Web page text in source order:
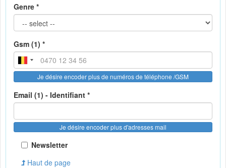
Genre *
Gsm (1) *
Je désire encoder plus de numéros de téléphone /GSM
Email (1) - Identifiant *
Je désire encoder plus d'adresses mail
Newsletter
Haut de page